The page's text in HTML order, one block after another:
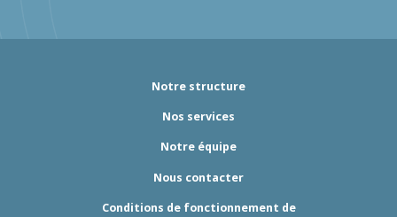
Notre structure
Nos services
Notre équipe
Nous contacter
Conditions de fonctionnement de